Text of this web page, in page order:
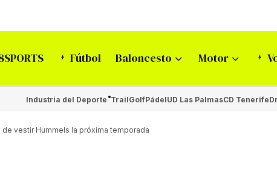
Fútbol Baloncesto Motor
Industria del Deporte TrailGolfPádelUD Las PalmasCD Tenerife
de vestir Hummels la próxima temporada